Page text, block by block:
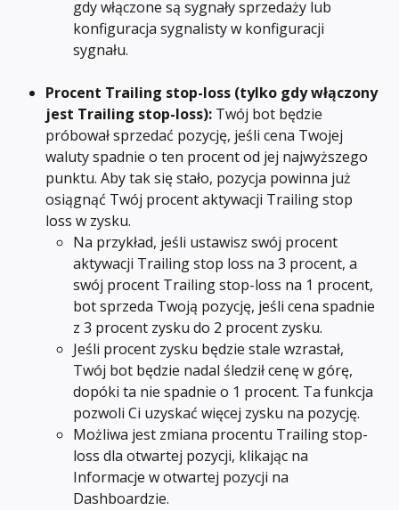
gdy włączone są sygnały sprzedaży lub
konfiguracja sygnalisty w konfiguracji
sygnału.
Procent Trailing stop-loss (tylko gdy włączony
jest Trailing stop-loss): Twój bot będzie
próbował sprzedać pozycję, jeśli cena Twojej
waluty spadnie o ten procent od jej najwyższego
punktu. Aby tak się stało, pozycja powinna już
osiągnąć Twój procent aktywacji Trailing stop
loss w zysku.
Na przykład, jeśli ustawisz swój procent
aktywacji Trailing stop loss na 3 procent, a
swój procent Trailing stop-loss na 1 procent,
bot sprzeda Twoją pozycję, jeśli cena spadnie
z 3 procent zysku do 2 procent zysku.
Jeśli procent zysku będzie stale wzrastał,
Twój bot będzie nadal śledził cenę w górę,
dopóki ta nie spadnie o 1 procent. Ta funkcja
pozwoli Ci uzyskać więcej zysku na pozycję.
Możliwa jest zmiana procentu Trailing stop-
loss dla otwartej pozycji, klikając na
Informacje w otwartej pozycji na
Dashboardzie.